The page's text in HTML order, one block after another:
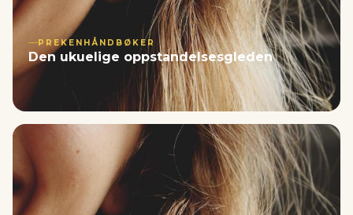
PREKENHÅNDBØKER
Den ukuelige oppstandelsesgleden